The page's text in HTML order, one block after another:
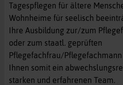
Tagespflegen für ältere
Wohnheime für seelisch
Ihre Ausbildung zur/zum
oder zum staatl. geprüften
Pflegefachfrau/
Ihnen somit ein
starken und erfahrenen Team.